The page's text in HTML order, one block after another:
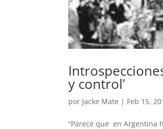
y control’
por Jacke Mate | Feb 15,
“Parece que en Argentina